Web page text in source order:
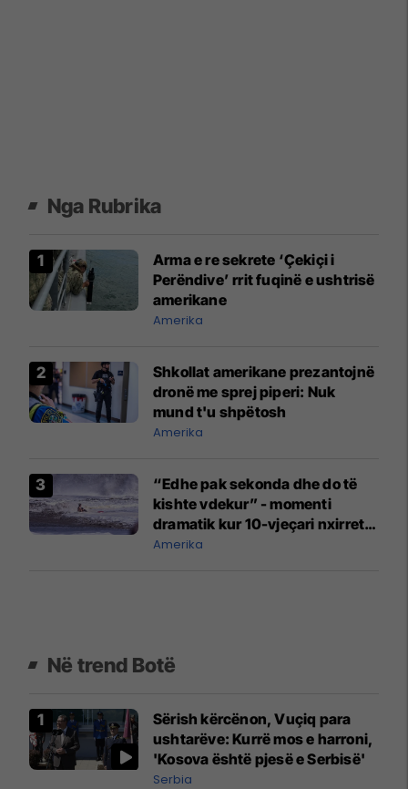
Nga Rubrika
Arma e re sekrete ‘Çekiçi i
Perëndive’ rrit fuqinë e ushtrisë
amerikane
Amerika
Shkollat amerikane prezantojnë
dronë me sprej piperi: Nuk
mund t'u shpëtosh
Amerika
“Edhe pak sekonda dhe do të
kishte vdekur” - momenti
dramatik kur 10-vjeçari nxirret
nga uji në Kaliforni
Amerika
Në trend Botë
Sërish kërcënon, Vuçiq para
ushtarëve: Kurrë mos e harroni,
'Kosova është pjesë e Serbisë'
Serbia